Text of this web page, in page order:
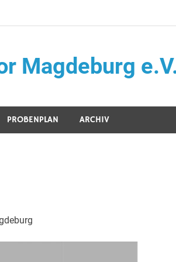
Magdeburg
PROBENPLAN ARCHIV